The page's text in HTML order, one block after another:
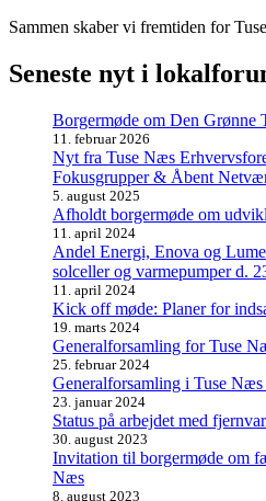
Sammen skaber vi fremtiden for
Seneste nyt i
Borgermøde om Den Grønne
11. februar 2026
Nyt fra Tuse Næs
Fokusgrupper & Åbent
5. august 2025
Afholdt borgermøde om
11. april 2024
Andel Energi, Enova og
solceller og varmepumper d.
11. april 2024
Kick off møde: Planer for
19. marts 2024
Generalforsamling for Tuse
25. februar 2024
Generalforsamling i Tuse
23. januar 2024
Status på arbejdet med
30. august 2023
Invitation til borgermøde om
Næs
8. august 2023